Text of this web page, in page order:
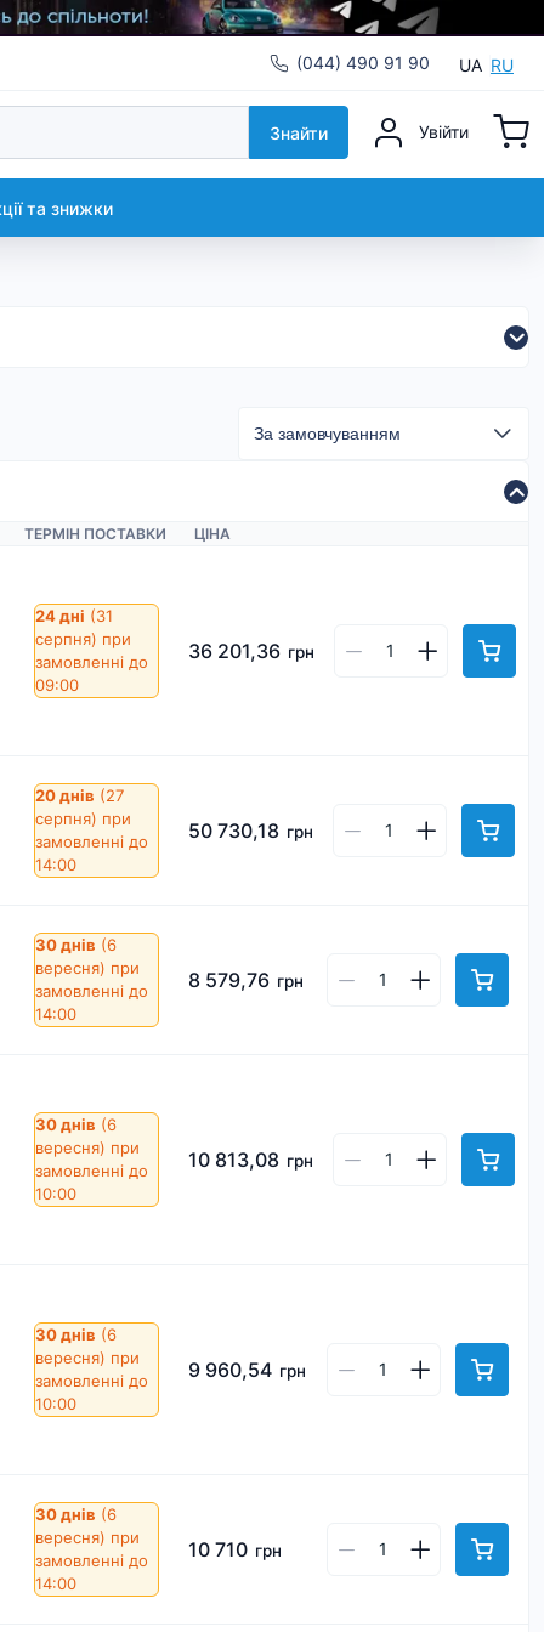
(044) 490 91 90 UA RU
Знайти Увійти
та знижки
ТЕРМІН ПОСТАВКИ ЦІНА
24 дні (31
серпня) при
замовленні до
09:00
36 201,36 грн
20 днів (27
серпня) при
замовленні до
14:00
50 730,18 грн
30 днів (6
вересня) при
замовленні до
14:00
8 579,76 грн
30 днів (6
вересня) при
замовленні до
10:00
10 813,08 грн
30 днів (6
вересня) при
замовленні до
10:00
9 960,54 грн
30 днів (6
вересня) при
замовленні до
14:00
10 710 грн